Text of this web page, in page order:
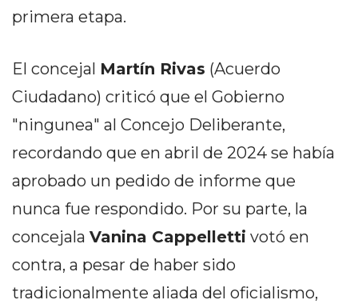
INFOPBA
NORTE
HOY
HORA
NOTICIAS
ROJAS
VIRTUAL
DE
ARRECIFES
primera etapa.
El concejal Martín Rivas (Acuerdo
Ciudadano) criticó que el Gobierno
"ningunea" al Concejo Deliberante,
recordando que en abril de 2024 se había
aprobado un pedido de informe que
nunca fue respondido. Por su parte, la
concejala Vanina Cappelletti votó en
contra, a pesar de haber sido
tradicionalmente aliada del oficialismo,